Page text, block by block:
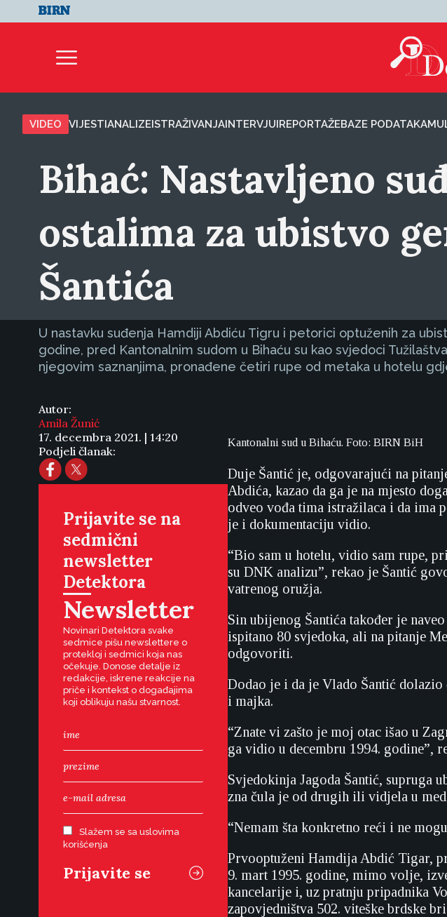
VIDEO VIJESTIANALIZEISTRAŽIVANJAINTERVJUIREPORTAŽEBAZE PODATAKA
Bihać: Nastavljeno
ostalima za ubistvo
Šantića
U nastavku suđenja Hamdiji Abdiću Tigru i petorici optuženih za
godine, pred Kantonalnim sudom u Bihaću su kao svjedoci
njegovim saznanjima, pronađene četiri rupe od metaka u hotelu
Autor:
Amila Žunić
17. decembra 2021. | 14:20
Podjeli članak:
Prijavite se na
sedmični
newsletter
Detektora
Newsletter
Novinari Detektora svake
sedmice pišu newslettere o
protekloj i sedmici koja nas
očekuje. Donose detalje iz
redakcije, iskrene reakcije na
priče i kontekst o događajima
koji oblikuju našu stvarnost.
Slažem se sa uslovima
korišćenja
Kantonalni sud u Bihaću. Foto: BIRN BiH
Duje Šantić je, odgovarajući na
Abdića, kazao da ga je na mjesto
odveo vođa tima istražilaca i da ima
je i dokumentaciju vidio.
“Bio sam u hotelu, vidio sam rupe,
su DNK analizu”, rekao je Šantić
vatrenog oružja.
Sin ubijenog Šantića također je
ispitano 80 svjedoka, ali na pitanje
odgovoriti.
Dodao je i da je Vlado Šantić
i majka.
“Znate vi zašto je moj otac išao u
ga vidio u decembru 1994. godine”,
Svjedokinja Jagoda Šantić, supruga
zna čula je od drugih ili vidjela u
“Nemam šta konkretno reći i ne
Prvooptuženi Hamdija Abdić Tigar,
9. mart 1995. godine, mimo volje,
kancelarije i, uz pratnju pripadnika
zapovjedništva 502. viteške brdske